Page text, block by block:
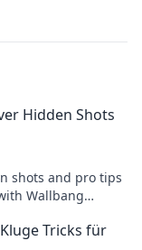
Hidden Shots
shots and pro tips
Wallbang
Tricks für